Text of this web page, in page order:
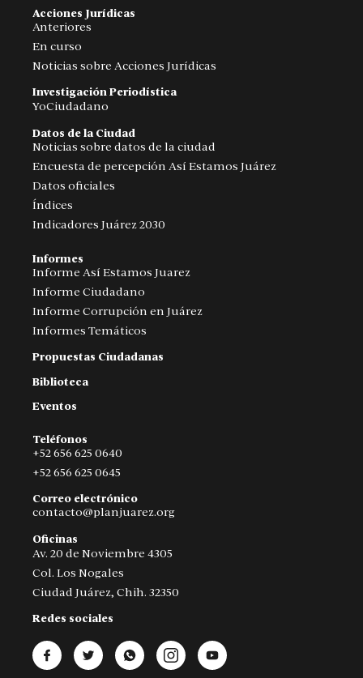
Acciones Jurídicas
Anteriores
En curso
Noticias sobre Acciones Jurídicas
Investigación Periodística
YoCiudadano
Datos de la Ciudad
Noticias sobre datos de la ciudad
Encuesta de percepción Así Estamos Juárez
Datos oficiales
Índices
Indicadores Juárez 2030
Informes
Informe Así Estamos Juarez
Informe Ciudadano
Informe Corrupción en Juárez
Informes Temáticos
Propuestas Ciudadanas
Biblioteca
Eventos
Teléfonos
+52 656 625 0640
+52 656 625 0645
Correo electrónico
contacto@planjuarez.org
Oficinas
Av. 20 de Noviembre 4305
Col. Los Nogales
Ciudad Juárez, Chih. 32350
Redes sociales